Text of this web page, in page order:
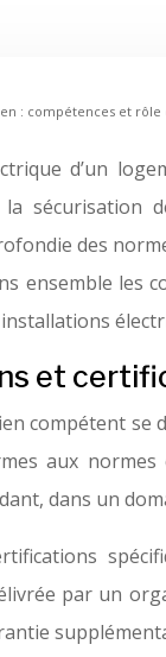
: compétences et rôle
d’un
sécurisation
des
ensemble les
et
compétent se
aux
dans un
par un